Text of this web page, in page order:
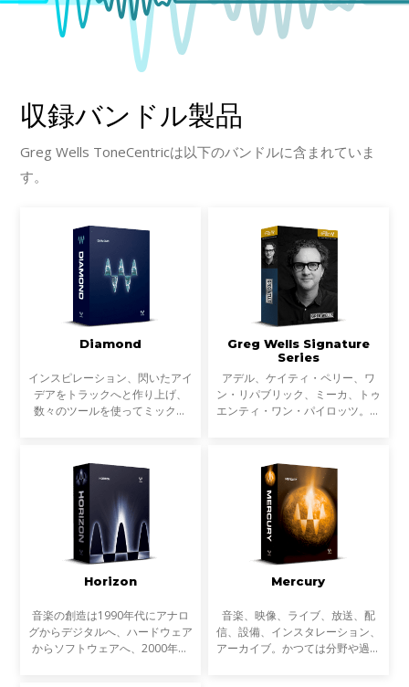
収録バンドル製品
Greg Wells ToneCentricは以下のバンドルに含まれていま
す。
Diamond
インスピレーション、閃いたアイ
デアをトラックへと作り上げ、
数々のツールを使ってミックス
Platinumバンドルのプラグインを
すべて収録し、さらに原石と
Greg Wells Signature
Series
アデル、ケイティ・ペリー、ワ
ン・リパブリック、ミーカ、トゥ
エンティ・ワン・パイロッツ。数
わった楽曲の累計売上数が8500
万ユニットにのぼる、グラ
Horizon
音楽の創造は1990年代にアナロ
グからデジタルへ、ハードウェア
からソフトウェアへ、2000年代
Mercury
音楽、映像、ライブ、放送、配
信、設備、インスタレーション、
アーカイブ。かつては分野や過程